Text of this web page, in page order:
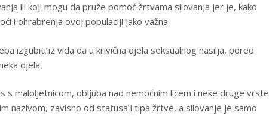
ili koji mogu da pruže pomoć žrtvama silovanja jer je, kako
i ohrabrenja ovoj populaciji jako važna.
izgubiti iz vida da u krivična djela seksualnog nasilja, pored
djela.
s maloljetnicom, obljuba nad nemoćnim licem i neke druge vrste
nazivom, zavisno od statusa i tipa žrtve, a silovanje je samo